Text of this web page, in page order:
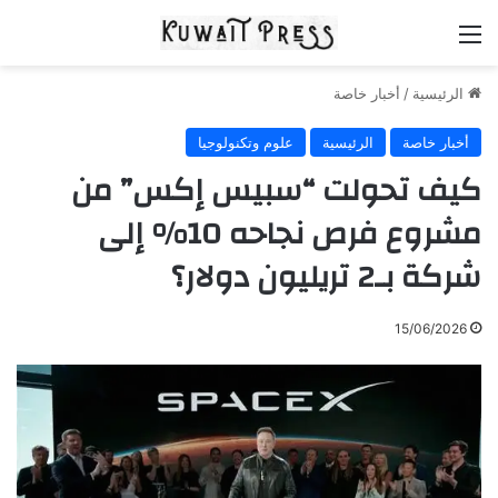
الرئيسية / أخبار خاصة
أخبار خاصة الرئيسية علوم وتكنولوجيا
كيف تحولت “سبيس إكس” من
مشروع فرص نجاحه 10% إلى
شركة بـ2 تريليون دولار؟
15/06/2026